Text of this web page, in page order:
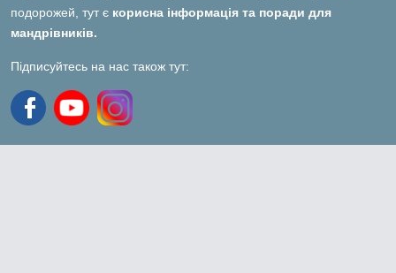
подорожей, тут є корисна інформація та поради для
мандрівників.
Підписуйтесь на нас також тут: